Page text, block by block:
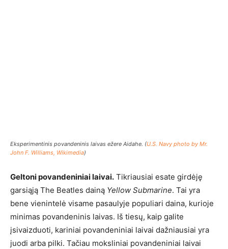
Eksperimentinis povandeninis laivas ežere Aidahe. (U.S. Navy photo by Mr.
John F. Williams, Wikimedia)
Geltoni povandeniniai laivai. Tikriausiai esate girdėję
garsiąją The Beatles dainą Yellow Submarine. Tai yra
bene vienintelė visame pasaulyje populiari daina, kurioje
minimas povandeninis laivas. Iš tiesų, kaip galite
įsivaizduoti, kariniai povandeniniai laivai dažniausiai yra
juodi arba pilki. Tačiau moksliniai povandeniniai laivai